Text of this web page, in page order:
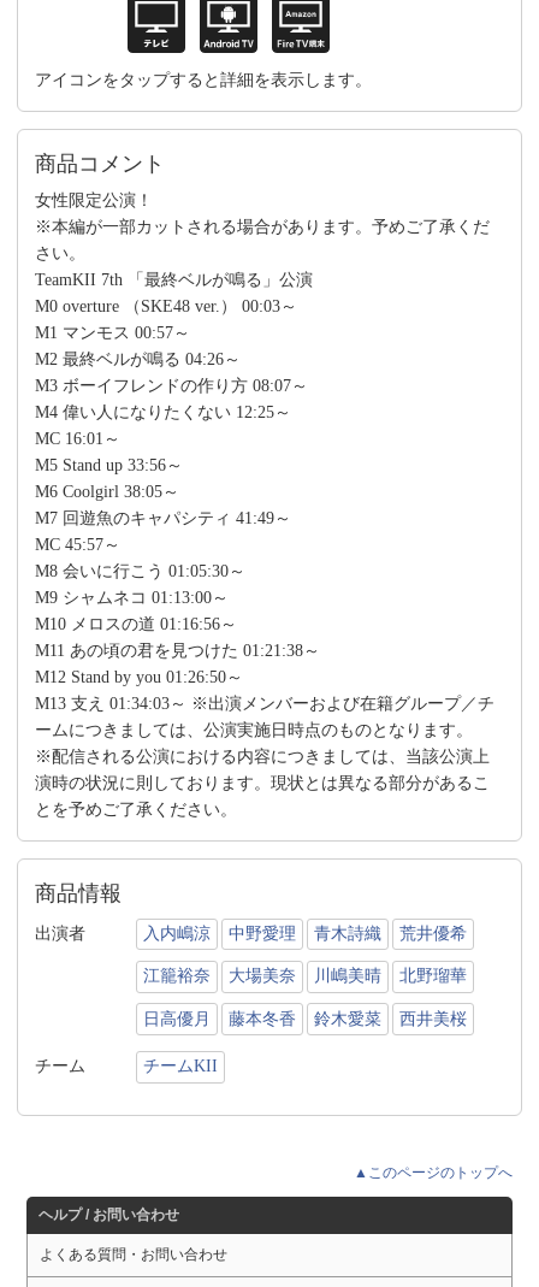
アイコンをタップすると詳細を表示します。
商品コメント
女性限定公演！
※本編が一部カットされる場合があります。予めご了承くだ
さい。
TeamKII 7th 「最終ベルが鳴る」公演
M0 overture （SKE48 ver.） 00:03～
M1 マンモス 00:57～
M2 最終ベルが鳴る 04:26～
M3 ボーイフレンドの作り方 08:07～
M4 偉い人になりたくない 12:25～
MC 16:01～
M5 Stand up 33:56～
M6 Coolgirl 38:05～
M7 回遊魚のキャパシティ 41:49～
MC 45:57～
M8 会いに行こう 01:05:30～
M9 シャムネコ 01:13:00～
M10 メロスの道 01:16:56～
M11 あの頃の君を見つけた 01:21:38～
M12 Stand by you 01:26:50～
M13 支え 01:34:03～ ※出演メンバーおよび在籍グループ／チ
ームにつきましては、公演実施日時点のものとなります。
※配信される公演における内容につきましては、当該公演上
演時の状況に則しております。現状とは異なる部分があるこ
とを予めご了承ください。
商品情報
出演者 入内嶋涼 中野愛理 青木詩織 荒井優希
江籠裕奈 大場美奈 川嶋美晴 北野瑠華
日高優月 藤本冬香 鈴木愛菜 西井美桜
チーム チームKII
▲このページのトップへ
ヘルプ / お問い合わせ
よくある質問・お問い合わせ